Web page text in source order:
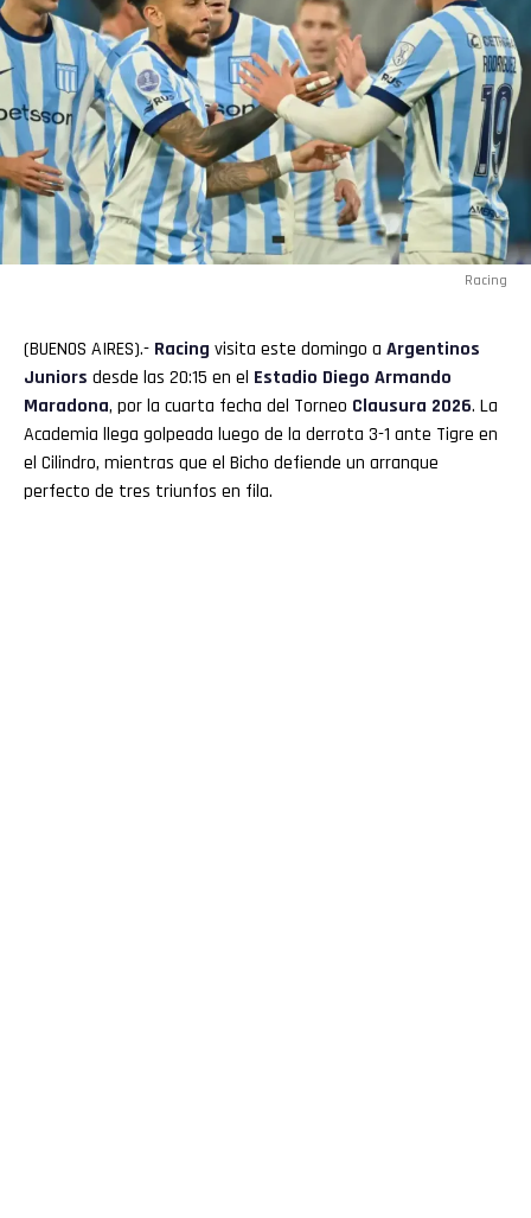
Racing
(BUENOS AIRES).- Racing visita este domingo a Argentinos
Juniors desde las 20:15 en el Estadio Diego Armando
Maradona, por la cuarta fecha del Torneo Clausura 2026. La
Academia llega golpeada luego de la derrota 3-1 ante Tigre en
el Cilindro, mientras que el Bicho defiende un arranque
perfecto de tres triunfos en fila.